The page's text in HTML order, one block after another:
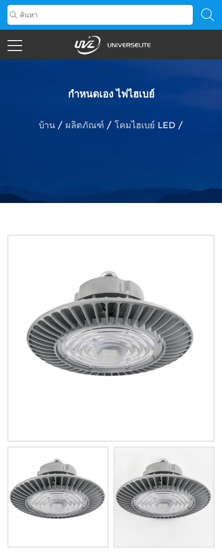
กำหนดเอง ไฟไฮเบย์
บ้าน / ผลิตภัณฑ์ / โคมไฮเบย์ LED /